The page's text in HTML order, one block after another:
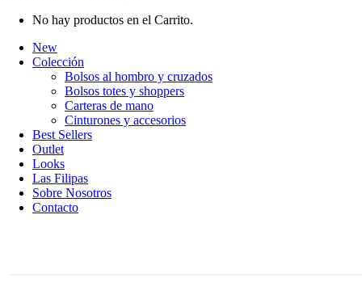
No hay productos en el Carrito.
New
Colección
Bolsos al hombro y cruzados
Bolsos totes y shoppers
Carteras de mano
Cinturones y accesorios
Best Sellers
Outlet
Looks
Las Filipas
Sobre Nosotros
Contacto